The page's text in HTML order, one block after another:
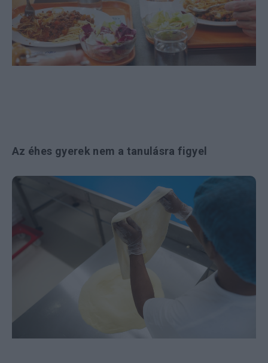
Az éhes gyerek nem a tanulásra figyel